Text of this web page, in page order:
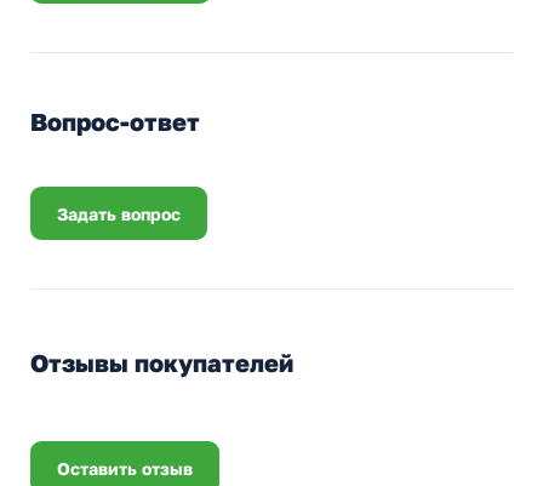
Вопрос-ответ
Задать вопрос
Отзывы покупателей
Оставить отзыв